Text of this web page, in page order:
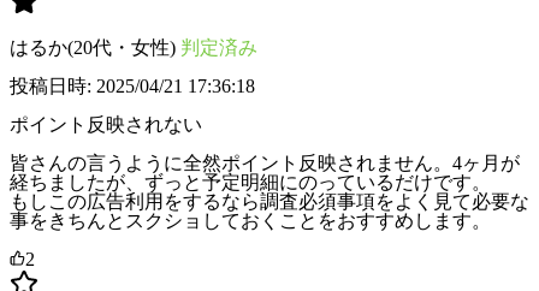
はるか(20代・女性) 判定済み
投稿日時: 2025/04/21 17:36:18
ポイント反映されない
皆さんの言うように全然ポイント反映されません。4ヶ月が
経ちましたが、ずっと予定明細にのっているだけです。
もしこの広告利用をするなら調査必須事項をよく見て必要な
事をきちんとスクショしておくことをおすすめします。
2